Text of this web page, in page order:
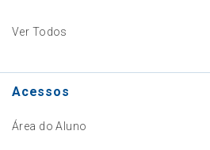
Ver Todos
Acessos
Área do Aluno